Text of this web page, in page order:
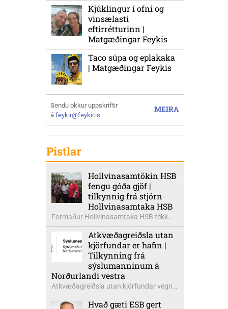
Kjúklingur í ofni og
vinsælasti
eftirrétturinn |
Matgæðingar Feykis
Taco súpa og eplakaka
| Matgæðingar Feykis
MEIRA
Sendu okkur uppskriftir
á feykir@feykir.is
Pistlar
Hollvinasamtökin HSB
fengu góða gjöf |
tilkynnig frá stjórn
Hollvinasamtaka HSB
Formaður Hollvinasamtaka HSB fékk
heldur betur góða heimsók þann 5.
ágúst síðastliðinn. Þarna voru mættar
þær Ingibjörg á Auðólfsstöðum
formaður Kvenfélags
Bólstaðarhlíðarhrepps og Guðrún á
Auðkúlu formaður Kvenfélags
Svínavatnshrepps. Afhentu þær
Sigurlaugu Þóru gjafabréf að upphæð
Atkvæðagreiðsla utan
kjörfundar er hafin |
Tilkynning frá
sýslumanninum á
Norðurlandi vestra
Atkvæðagreiðsla utan kjörfundar vegna
þjóðaratkvæðagreiðslu um
aðildarviðræður við ESB er hafin. Greiða
Hvað gæti ESB gert